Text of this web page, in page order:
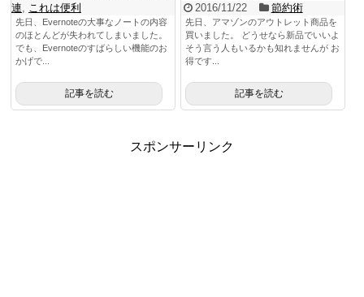
連
これは便利
先日、Evernoteの大事なノートの内容
のほとんどが失われてしまいました。
でも、Evernoteのすばらしい機能のお
かげで...
記事を読む
2016/11/22 節約術
先日、アマゾンのアウトレット商品を
買いました。 どうせなら新品でいいよ
そう言う人もいるかも知れませんが お
得です...
記事を読む
スポンサーリンク
サイト運営
コラム
イベント